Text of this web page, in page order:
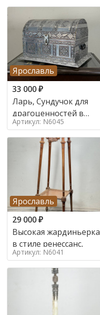
Ярославль
33 000₽
Ларь, Сундучок для
драгоценностей в
стиле
Артикул: N6045
Ярославль
29 000₽
Высокая жардиньерка
в стиле ренессанс,
Артикул: N6041